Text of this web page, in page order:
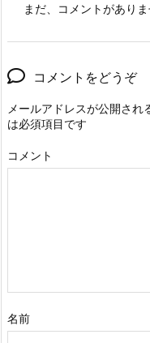
まだ、コメントがあり
コメントをどうぞ
メールアドレスが公開され
は必須項目です
コメント
名前